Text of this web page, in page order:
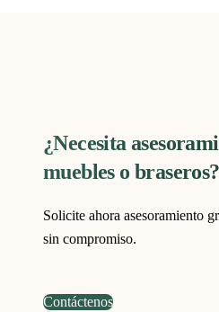
¿Necesita
muebles o braseros?
Solicite ahora asesoramiento
sin compromiso.
Contáctenos